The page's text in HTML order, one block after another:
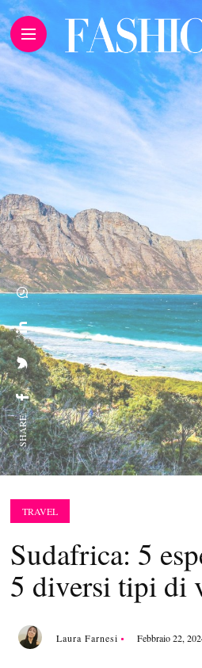
SHARE:
TRAVEL
Sudafrica: 5
5 diversi tipi di
Laura Farnesi Febbraio 22,